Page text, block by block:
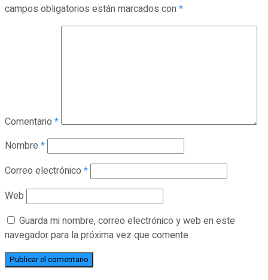
campos obligatorios están marcados con*
Comentario *
Nombre *
Correo electrónico *
Web
Guarda mi nombre, correo electrónico y web en este
navegador para la próxima vez que comente.